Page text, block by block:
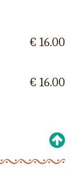
€ 16.00
€ 16.00